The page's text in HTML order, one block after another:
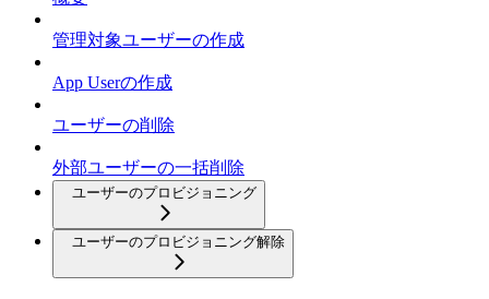
管理対象ユーザーの作成
App Userの作成
ユーザーの削除
外部ユーザーの一括削除
ユーザーのプロビジョニング
ユーザーのプロビジョニング解除